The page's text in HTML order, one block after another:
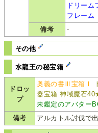
ドリー
フレーム
備考
-
その他
水龍王の秘宝箱
ドロッ
プ
奥義の書Ⅲ宝箱Ⅰ
器宝箱 神域魔石
未鑑定のアバター
備考
アルカトル討伐で